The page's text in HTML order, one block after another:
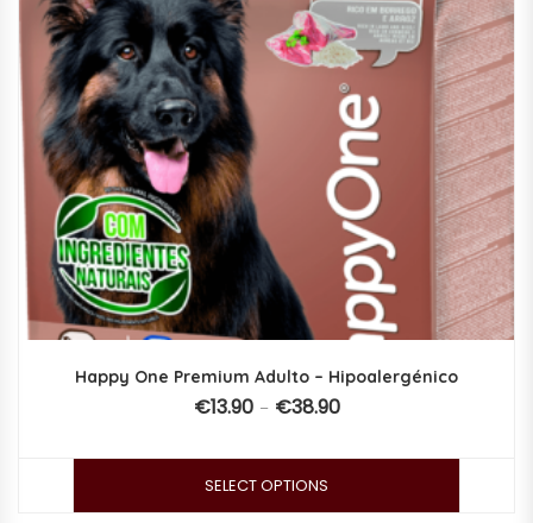
Happy One Premium Adulto – Hipoalergénico
€13.90 – €38.90
SELECT OPTIONS